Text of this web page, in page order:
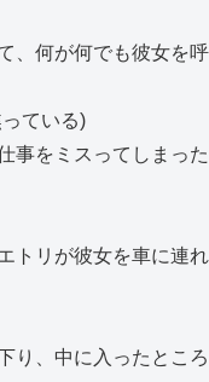
、何が何でも彼女を呼
ている)
事をミスってしまった
トリが彼女を車に連れ
り、中に入ったところ